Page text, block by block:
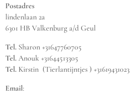
Postadres
lindenlaan 2a
6301 HB Valkenburg a/d Geul
Tel. Sharon +31647760705
Tel. Anouk +31644513305
Tel. Kirstin (Tierlantijntjes ) +31619431023
Email: